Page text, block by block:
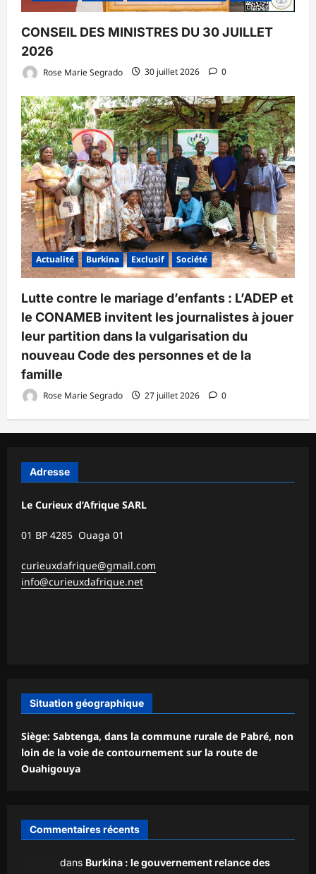
CONSEIL DES MINISTRES DU 30 JUILLET
2026
Rose Marie Segrado 30 juillet 2026 0
Actualité Burkina Exclusif Société
Lutte contre le mariage d’enfants : L’ADEP et
le CONAMEB invitent les journalistes à jouer
leur partition dans la vulgarisation du
nouveau Code des personnes et de la
famille
Rose Marie Segrado 27 juillet 2026 0
Adresse
Le Curieux d’Afrique SARL
01 BP 4285 Ouaga 01
curieuxdafrique@gmail.com
info@curieuxdafrique.net
Situation géographique
Siège: Sabtenga, dans la commune rurale de Pabré, non
loin de la voie de contournement sur la route de
Ouahigouya
Commentaires récents
dans Burkina : le gouvernement relance des